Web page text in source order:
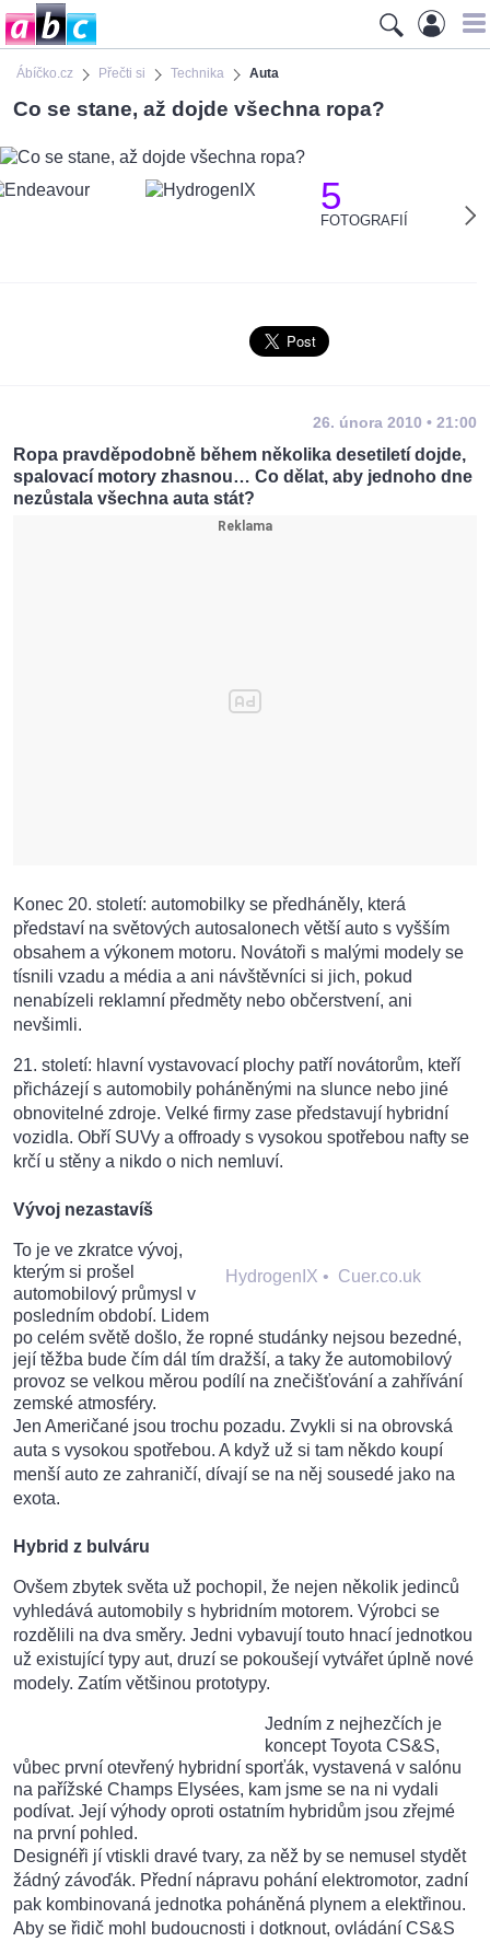
Ábíčko.cz Přečti si Technika Auta
Co se stane, až dojde všechna ropa?
5
FOTOGRAFIÍ
26. února 2010 • 21:00
Ropa pravděpodobně během několika desetiletí dojde,
spalovací motory zhasnou… Co dělat, aby jednoho dne
nezůstala všechna auta stát?
Konec 20. století: automobilky se předháněly, která
představí na světových autosalonech větší auto s vyšším
obsahem a výkonem motoru. Novátoři s malými modely se
tísnili vzadu a média a ani návštěvníci si jich, pokud
nenabízeli reklamní předměty nebo občerstvení, ani
nevšimli.
21. století: hlavní vystavovací plochy patří novátorům, kteří
přicházejí s automobily poháněnými na slunce nebo jiné
obnovitelné zdroje. Velké firmy zase představují hybridní
vozidla. Obří SUVy a offroady s vysokou spotřebou nafty se
krčí u stěny a nikdo o nich nemluví.
Vývoj nezastavíš
HydrogenIX • Cuer.co.uk
To je ve zkratce vývoj,
kterým si prošel
automobilový průmysl v
posledním období. Lidem
po celém světě došlo, že ropné studánky nejsou bezedné,
její těžba bude čím dál tím dražší, a taky že automobilový
provoz se velkou měrou podílí na znečišťování a zahřívání
zemské atmosféry.
Jen Američané jsou trochu pozadu. Zvykli si na obrovská
auta s vysokou spotřebou. A když už si tam někdo koupí
menší auto ze zahraničí, dívají se na něj sousedé jako na
exota.
Hybrid z bulváru
Ovšem zbytek světa už pochopil, že nejen několik jedinců
vyhledává automobily s hybridním motorem. Výrobci se
rozdělili na dva směry. Jedni vybavují touto hnací jednotkou
už existující typy aut, druzí se pokoušejí vytvářet úplně nové
modely. Zatím většinou prototypy.
Jedním z nejhezčích je
koncept Toyota CS&S,
vůbec první otevřený hybridní sporťák, vystavená v salónu
na pařížské Champs Elysées, kam jsme se na ni vydali
podívat. Její výhody oproti ostatním hybridům jsou zřejmé
na první pohled.
Designéři jí vtiskli dravé tvary, za něž by se nemusel stydět
žádný závoďák. Přední nápravu pohání elektromotor, zadní
pak kombinovaná jednotka poháněná plynem a elektřinou.
Aby se řidič mohl budoucnosti i dotknout, ovládání CS&S